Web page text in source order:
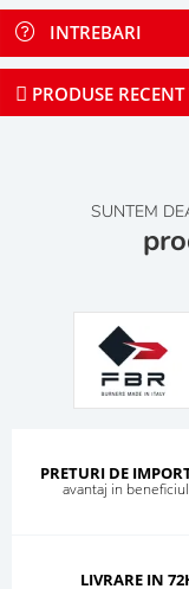
INTREBARI
PRODUSE
SUNTEM
PRETURI DE
avantaj in
LIVRARE IN